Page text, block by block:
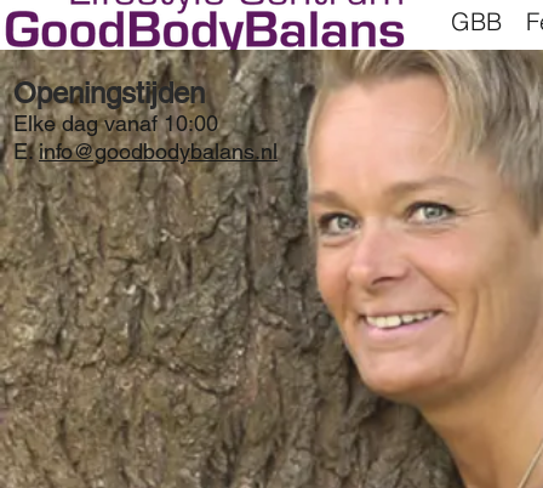
GBB
Openingstijden
Elke dag vanaf 10:00
E.info@goodbodybalans.nl